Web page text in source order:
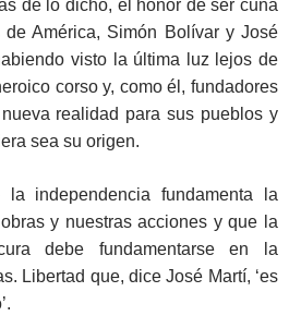
de lo dicho, el honor de ser cuna
América, Simón Bolívar y José
visto la última luz lejos de
corso y, como él, fundadores
realidad para sus pueblos y
sea su origen.
la independencia fundamenta la
y nuestras acciones y que la
debe fundamentarse en la
Libertad que, dice José Martí, ‘es